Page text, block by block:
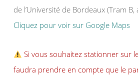
de l’Université de Bordeaux (Tram
Cliquez pour voir sur Google Maps
Si vous souhaitez stationner sur
faudra prendre en compte que le